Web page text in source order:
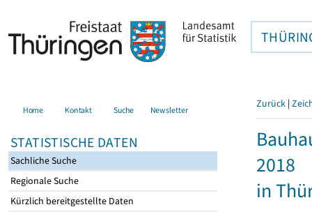
Home Kontakt Suche Newsletter
STATISTISCHE DATEN
Sachliche Suche
Regionale Suche
Kürzlich bereitgestellte Daten
Zurück |
2018
in